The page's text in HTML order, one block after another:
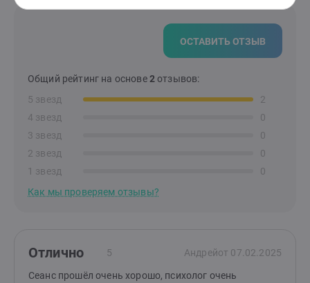
ОСТАВИТЬ ОТЗЫВ
Как мы проверяем отзывы?
Общий рейтинг на основе2отзывов:
5 звезд
2
4 звезд
0
3 звезд
0
2 звезд
0
1 звезд
0
Отлично 5 Андрейот 07.02.2025
Сеанс прошёл очень хорошо, психолог очень